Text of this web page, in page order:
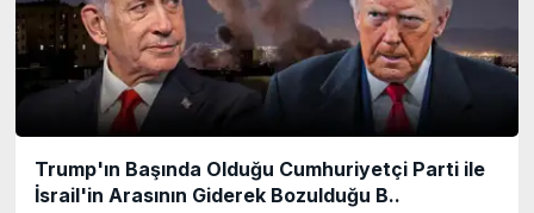
Trump'ın Başında Olduğu Cumhuriyetçi Parti ile
İsrail'in Arasının Giderek Bozulduğu B..